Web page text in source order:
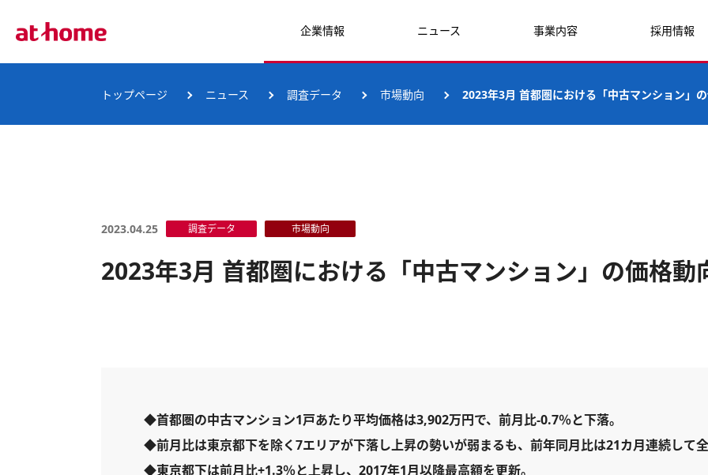
企業情報 ニュース 事業内容 採用情報
トップページ ニュース 調査データ 市場動向 2023年3月 首都圏における「中古マンション」
2023.04.25 調査データ 市場動向
2023年3月 首都圏における「中古マンション」の価格動
◆首都圏の中古マンション1戸あたり平均価格は3,902万円で、前月比-0.7％と下落。
◆前月比は東京都下を除く7エリアが下落し上昇の勢いが弱まるも、前年同月比は21カ月連続して
◆東京都下は前月比+1.3％と上昇し、2017年1月以降最高額を更新。